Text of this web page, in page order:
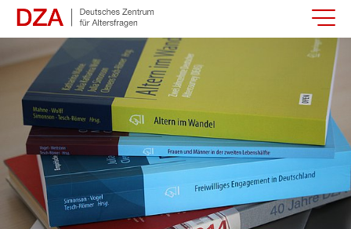
Springe zum Hauptinhalt